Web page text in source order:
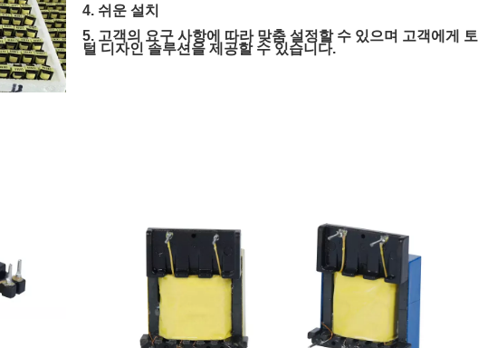
4. 쉬운 설치
5. 고객의 요구 사항에 따라 맞춤 설정할 수 있으며 고객에게 토
털 디자인 솔루션을 제공할 수 있습니다.